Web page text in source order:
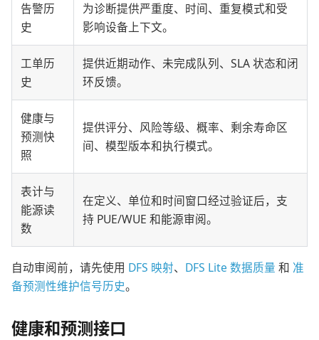
告警历
史
为诊断提供严重度、时间、重复模式和受
影响设备上下文。
工单历
史
提供近期动作、未完成队列、SLA 状态和闭
环反馈。
健康与
预测快
照
提供评分、风险等级、概率、剩余寿命区
间、模型版本和执行模式。
表计与
能源读
数
在定义、单位和时间窗口经过验证后，支
持 PUE/WUE 和能源审阅。
自动审阅前，请先使用 DFS 映射、 DFS Lite 数据质量 和 准
备预测性维护信号历史。
健康和预测接口